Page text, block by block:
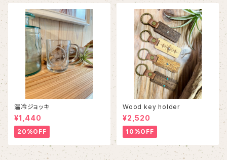
温冷ジョッキ
¥1,440
20%OFF
Wood key holder
¥2,520
10%OFF